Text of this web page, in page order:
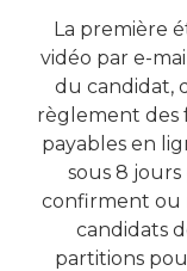
La première
vidéo par e-
du candidat,
règlement des
payables en
sous 8
confirment ou
candidats
partitions